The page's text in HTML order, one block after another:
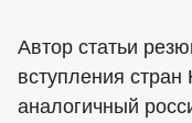
Автор статьи
вступления
аналогичный